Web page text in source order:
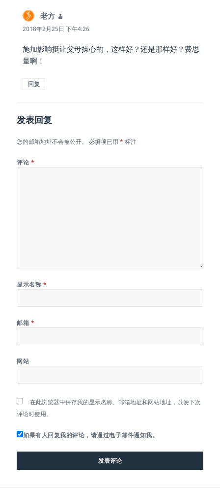
老方
道：
2018年2月25日 下午4:26
施加影响挺让父母操心的，这样好？还是那样好？费思
量啊！
回复
发表回复
您的邮箱地址不会被公开。 必填项已用* 标注
评论 *
显示名称 *
邮箱 *
网站
在此浏览器中保存我的显示名称、邮箱地址和网站地址，以便下次
评论时使用。
如果有人回复我的评论，请通过电子邮件通知我。